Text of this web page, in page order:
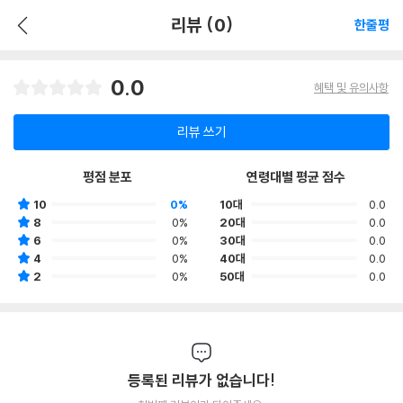
리뷰 (0) 한줄평
0.0 혜택 및 유의사항
리뷰 쓰기
평점 분포
10
0%
8
0%
6
0%
4
0%
2
0%
연령대별 평균 점수
10대
0.0
20대
0.0
30대
0.0
40대
0.0
50대
0.0
등록된 리뷰가 없습니다!